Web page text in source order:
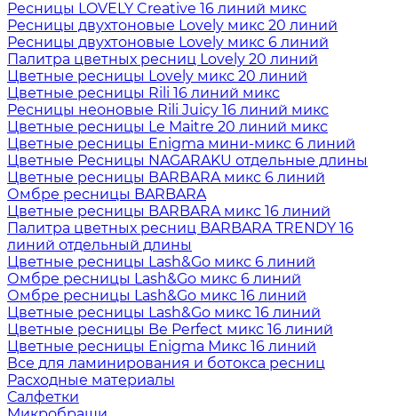
Ресницы LOVELY Creative 16 линий микс
Ресницы двухтоновые Lovely микс 20 линий
Ресницы двухтоновые Lovely микс 6 линий
Палитра цветных ресниц Lovely 20 линий
Цветные ресницы Lovely микс 20 линий
Цветные ресницы Rili 16 линий микс
Ресницы неоновые Rili Juicy 16 линий микс
Цветные ресницы Le Maitre 20 линий микс
Цветные ресницы Enigma мини-микс 6 линий
Цветные Ресницы NAGARAKU отдельные длины
Цветные ресницы BARBARA микс 6 линий
Омбре ресницы BARBARA
Цветные ресницы BARBARA микс 16 линий
Палитра цветных ресниц BARBARA TRENDY 16
линий отдельный длины
Цветные ресницы Lash&Go микс 6 линий
Омбре ресницы Lash&Go микс 6 линий
Омбре ресницы Lash&Go микс 16 линий
Цветные ресницы Lash&Go микс 16 линий
Цветные ресницы Be Perfect микс 16 линий
Цветные ресницы Enigma Микс 16 линий
Все для ламинирования и ботокса ресниц
Расходные материалы
Салфетки